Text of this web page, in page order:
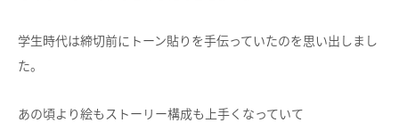
学生時代は締切前にトーン貼りを手伝っていたのを思い出しまし
た。
あの頃より絵もストーリー構成も上手くなっていて